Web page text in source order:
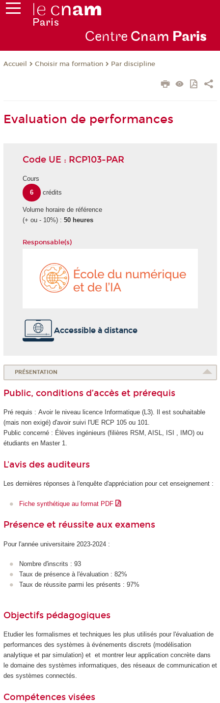
Centre Cnam Paris
Accueil Choisir ma formation Par discipline
Evaluation de performances
Code UE : RCP103-PAR
Cours
6
crédits
Volume horaire de référence
(+ ou - 10%) : 50 heures
Responsable(s)
Accessible à distance
PRÉSENTATION
Public, conditions d’accès et prérequis
Pré requis : Avoir le niveau licence Informatique (L3). Il est souhaitable
(mais non exigé) d'avoir suivi l'UE RCP 105 ou 101.
Public concerné : Élèves ingénieurs (filières RSM, AISL, ISI , IMO) ou
étudiants en Master 1.
L'avis des auditeurs
Les dernières réponses à l'enquête d'appréciation pour cet enseignement :
Fiche synthétique au format PDF
Présence et réussite aux examens
Pour l'année universitaire 2023-2024 :
Nombre d'inscrits : 93
Taux de présence à l'évaluation : 82%
Taux de réussite parmi les présents : 97%
Objectifs pédagogiques
Etudier les formalismes et techniques les plus utilisés pour l'évaluation de
performances des systèmes à événements discrets (modélisation
analytique et par simulation) et et montrer leur application concrète dans
le domaine des systèmes informatiques, des réseaux de communication et
des systèmes connectés.
Compétences visées